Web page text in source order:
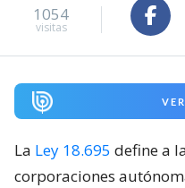
1054
visitas
La Ley 18.695 define a
corporaciones